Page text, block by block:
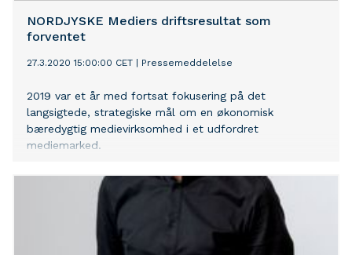
NORDJYSKE Mediers driftsresultat som
forventet
27.3.2020 15:00:00 CET Pressemeddelelse
2019 var et år med fortsat fokusering på det
langsigtede, strategiske mål om en økonomisk
bæredygtig medievirksomhed i et udfordret
mediemarked.